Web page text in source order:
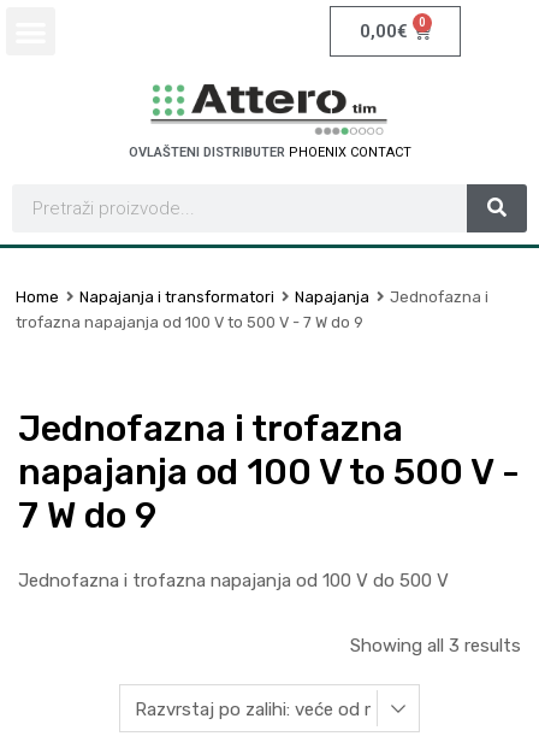
0,00€ 0
OVLAŠTENI DISTRIBUTER PHOENIX CONTACT
Home Napajanja i transformatori Napajanja
Jednofazna i
trofazna napajanja od 100 V to 500 V - 7 W do 9
Jednofazna i trofazna
napajanja od 100 V to 500 V -
7 W do 9
Jednofazna i trofazna napajanja od 100 V do 500 V
Showing all 3 results